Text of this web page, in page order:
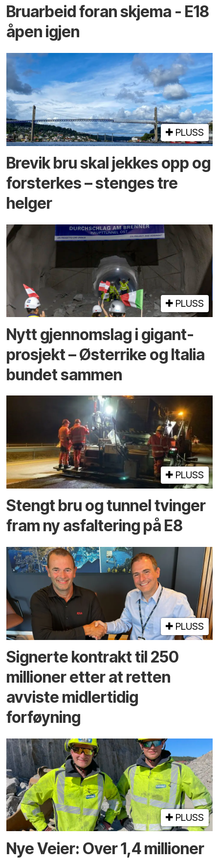
Bruarbeid foran skjema - E18
åpen igjen
PLUSS
Brevik bru skal jekkes opp og
forsterkes – stenges tre
helger
PLUSS
Nytt gjennomslag i gigant­
prosjekt – Østerrike og Italia
bundet sammen
PLUSS
Stengt bru og tunnel tvinger
fram ny asfaltering på E8
PLUSS
Signerte kontrakt til 250
millioner etter at retten
avviste midlertidig
forføyning
PLUSS
Nye Veier: Over 1,4 millioner